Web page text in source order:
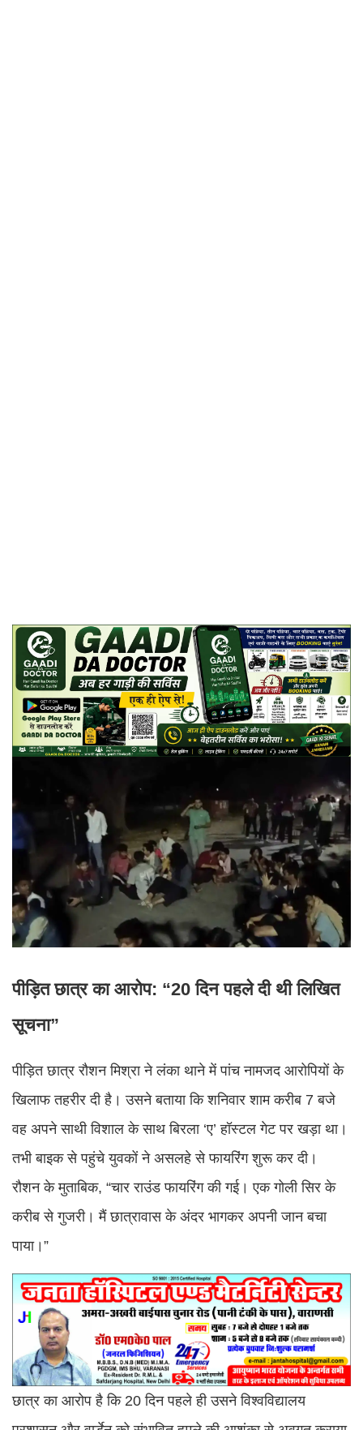
पीड़ित छात्र का आरोप: “20 दिन पहले दी थी लिखित
सूचना”
पीड़ित छात्र रौशन मिश्रा ने लंका थाने में पांच नामजद आरोपियों के
खिलाफ तहरीर दी है। उसने बताया कि शनिवार शाम करीब 7 बजे
वह अपने साथी विशाल के साथ बिरला ‘ए’ हॉस्टल गेट पर खड़ा था।
तभी बाइक से पहुंचे युवकों ने असलहे से फायरिंग शुरू कर दी।
रौशन के मुताबिक, “चार राउंड फायरिंग की गई। एक गोली सिर के
करीब से गुजरी। मैं छात्रावास के अंदर भागकर अपनी जान बचा
पाया।”
छात्र का आरोप है कि 20 दिन पहले ही उसने विश्वविद्यालय